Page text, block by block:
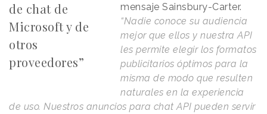
de chat de
Microsoft y de
otros
proveedores”
mensaje Sainsbury-Carter.
“Nadie conoce su audiencia
mejor que ellos y nuestra API
les permite elegir los formatos
publicitarios óptimos para la
misma de modo que resulten
naturales en la experiencia
de uso. Nuestros anuncios para chat API pueden servir